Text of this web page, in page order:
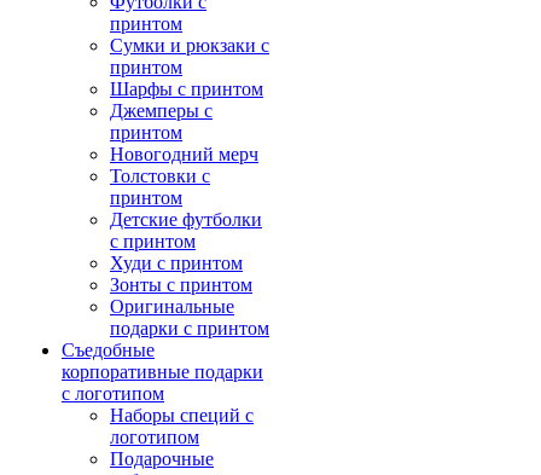
принтом
Сумки и рюкзаки с
принтом
Шарфы с принтом
Джемперы с
принтом
Новогодний мерч
Толстовки с
принтом
Детские футболки
с принтом
Худи с принтом
Зонты с принтом
Оригинальные
подарки с принтом
Съедобные
корпоративные подарки
с логотипом
Наборы специй с
логотипом
Подарочные